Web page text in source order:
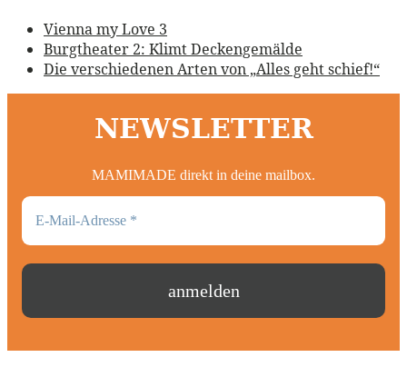
Vienna my Love 3
Burgtheater 2: Klimt Deckengemälde
Die verschiedenen Arten von „Alles geht schief!“
NEWSLETTER
MAMIMADE direkt in deine mailbox.